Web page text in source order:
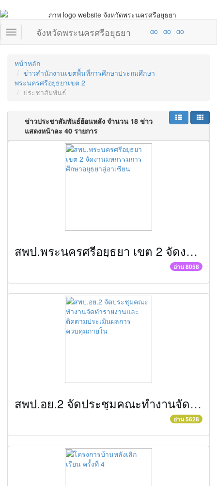
จังหวัดพระนครศรีอยุธยา
หน้าหลัก
ข่าวสำนักงานเขตพื้นที่การศึกษาประถมศึกษา
พระนครศรีอยุธยาเขต 2
ประชาสัมพันธ์
ข่าวประชาสัมพันธ์ย้อนหลัง จำนวน 18 ข่าว
แสดงหน้าละ 40 รายการ
สพป.พระนครศรีอยุธยา เขต 2 จัดงานมหกรรมการศึกษาอยุธยาสู่อาเซียน
อ่าน 8058
สพป.อย.2 จัดประชุมคณะทำงานจัดทำรายงานและติดตามประเมินผลการควบคุมภายใน
อ่าน 5628